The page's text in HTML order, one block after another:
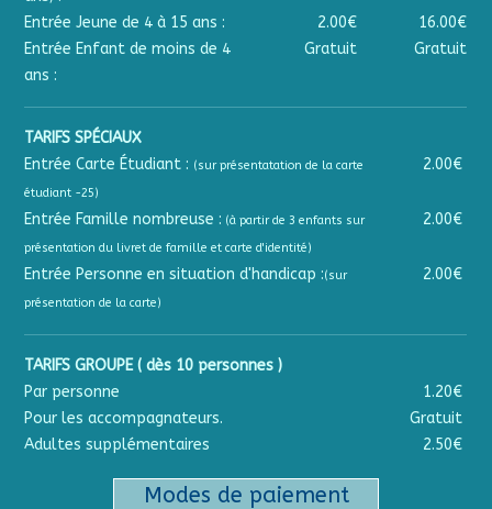
Entrée Jeune de 4 à 15 ans : 2.00€
16.00€
Entrée Enfant de moins de 4
ans :
Gratuit Gratuit
TARIFS SPÉCIAUX
Entrée Carte Étudiant : (sur présentatation de la carte
étudiant -25)
2.00€
Entrée Famille nombreuse : (à partir de 3 enfants sur
présentation du livret de famille et carte d'identité)
2.00€
Entrée Personne en situation d'handicap :(sur
présentation de la carte)
2.00€
TARIFS GROUPE ( dès 10 personnes )
Par personne
1.20€
Pour les accompagnateurs.
Gratuit
Adultes supplémentaires
2.50€
Modes de paiement